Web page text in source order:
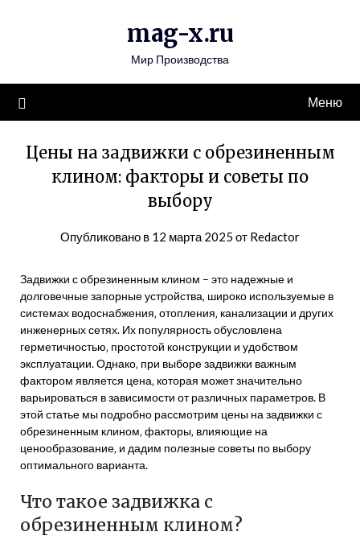
mag-x.ru
Мир Производства
Меню
Цены на задвижки с обрезиненным
клином: факторы и советы по
выбору
Опубликовано в 12 марта 2025 от Redactor
Задвижки с обрезиненным клином – это надежные и
долговечные запорные устройства‚ широко используемые в
системах водоснабжения‚ отопления‚ канализации и других
инженерных сетях. Их популярность обусловлена
герметичностью‚ простотой конструкции и удобством
эксплуатации. Однако‚ при выборе задвижки важным
фактором является цена‚ которая может значительно
варьироваться в зависимости от различных параметров. В
этой статье мы подробно рассмотрим цены на задвижки с
обрезиненным клином‚ факторы‚ влияющие на
ценообразование‚ и дадим полезные советы по выбору
оптимального варианта.
Что такое задвижка с
обрезиненным клином?